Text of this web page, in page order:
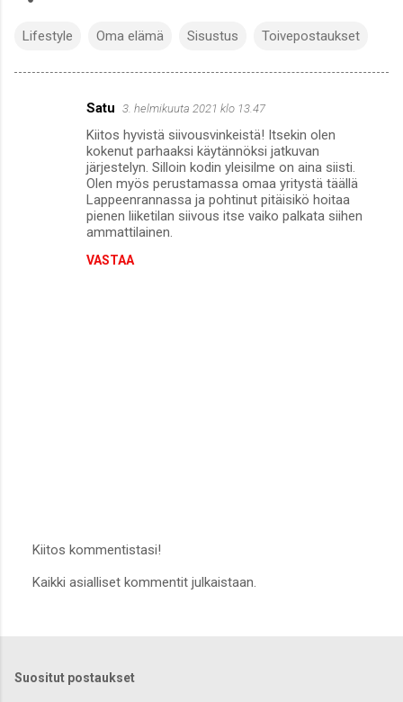
Lifestyle Oma elämä Sisustus Toivepostaukset
Satu 3. helmikuuta 2021 klo 13.47
Kiitos hyvistä siivousvinkeistä! Itsekin olen
kokenut parhaaksi käytännöksi jatkuvan
järjestelyn. Silloin kodin yleisilme on aina siisti.
Olen myös perustamassa omaa yritystä täällä
Lappeenrannassa ja pohtinut pitäisikö hoitaa
pienen liiketilan siivous itse vaiko palkata siihen
ammattilainen.
VASTAA
ä
o
Kiitos kommentistasi!
Kaikki asialliset kommentit julkaistaan.
Suositut postaukset